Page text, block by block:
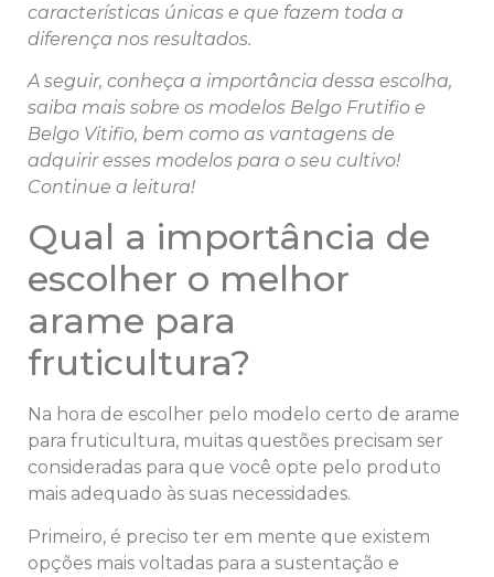
características únicas e que fazem toda a
diferença nos resultados.
A seguir, conheça a importância dessa escolha,
saiba mais sobre os modelos Belgo Frutifio e
Belgo Vitifio, bem como as vantagens de
adquirir esses modelos para o seu cultivo!
Continue a leitura!
Qual a importância de
escolher o melhor
arame para
fruticultura?
Na hora de escolher pelo modelo certo de arame
para fruticultura, muitas questões precisam ser
consideradas para que você opte pelo produto
mais adequado às suas necessidades.
Primeiro, é preciso ter em mente que existem
opções mais voltadas para a sustentação e